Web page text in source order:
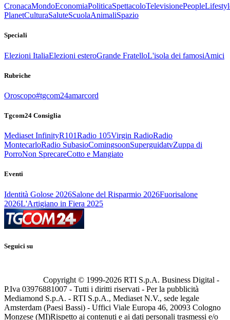
CronacaMondoEconomiaPoliticaSpettacoloTelevisionePeople
PlanetCulturaSaluteScuolaAnimaliSpazio
Speciali
Elezioni ItaliaElezioni esteroGrande FratelloL'isola dei famosiAmici
Rubriche
Oroscopo#tgcom24amarcord
Tgcom24 Consiglia
Mediaset InfinityR101Radio 105Virgin RadioRadio
MontecarloRadio SubasioComingsoonSuperguidatvZuppa di
PorroNon SprecareCotto e Mangiato
Eventi
Identità Golose 2026Salone del Risparmio 2026Fuorisalone
2026L'Artigiano in Fiera 2025
Seguici su
Copyright © 1999-2026 RTI S.p.A. Business Digital -
P.Iva 03976881007 - Tutti i diritti riservati - Per la pubblicità
Mediamond S.p.A. - RTI S.p.A., Mediaset N.V., sede legale
Amsterdam (Paesi Bassi) - Uffici Viale Europa 46, 20093 Cologno
Monzese (MI)Rispetto ai contenuti e ai dati personali trasmessi e/o